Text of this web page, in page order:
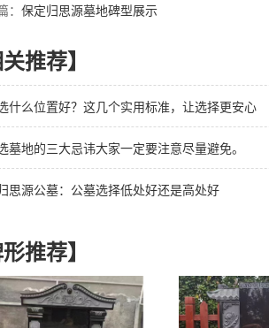
保定归思源墓地碑型展示
关推荐】
什么位置好？这几个实用标准，让选择更安心
墓地的三大忌讳大家一定要注意尽量避免。
思源公墓：公墓选择低处好还是高处好
形推荐】